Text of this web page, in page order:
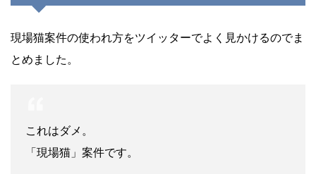
現場猫案件の使われ方をツイッターでよく見かけるのでま
とめました。
これはダメ。
「現場猫」案件です。